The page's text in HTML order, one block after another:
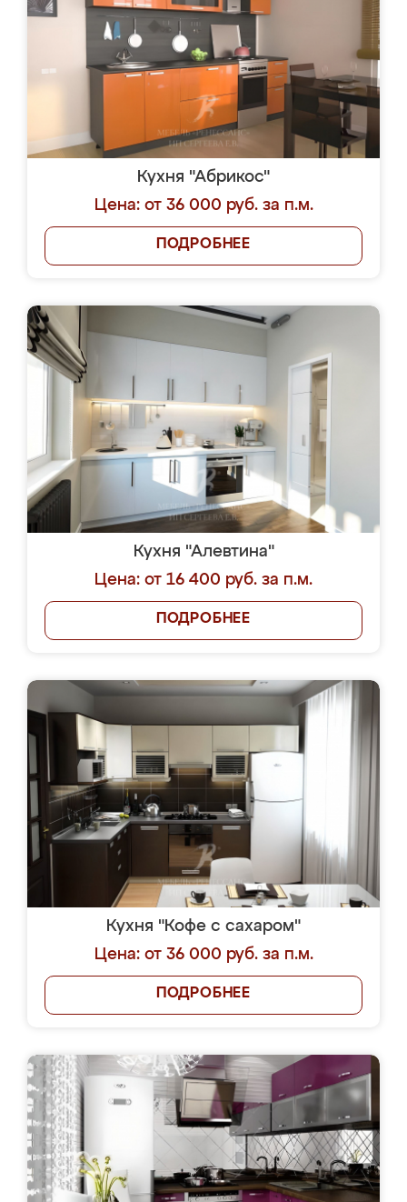
Кухня "Абрикос"
Цена: от 36 000 руб. за п.м.
ПОДРОБНЕЕ
Кухня "Алевтина"
Цена: от 16 400 руб. за п.м.
ПОДРОБНЕЕ
Кухня "Кофе с сахаром"
Цена: от 36 000 руб. за п.м.
ПОДРОБНЕЕ